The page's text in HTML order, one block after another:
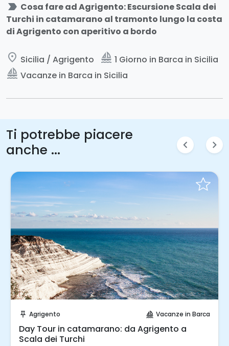
label_important Cosa fare ad Agrigento: Escursione Scala dei
Turchi in catamarano al tramonto lungo la costa
di Agrigento con aperitivo a bordo
place Sicilia / Agrigento sailing 1 Giorno in Barca in Sicilia
sailing Vacanze in Barca in Sicilia
Ti potrebbe piacere
anche ...
chevron_left chevron_right
push_pin Agrigento sailing Vacanze in Barca
Day Tour in catamarano: da Agrigento a
Scala dei Turchi